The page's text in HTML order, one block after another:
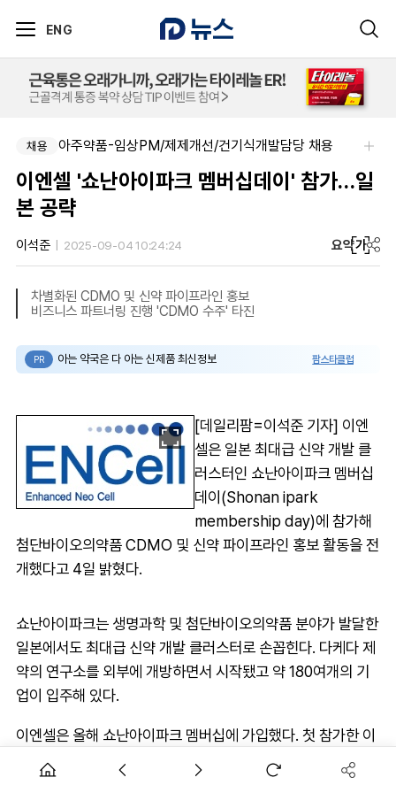
ENG
채용 아주약품-임상PM/제제개선/건기식개발담당 채용
채용 팜리쿠르트-충청지역 의원 영업 팀장 채용
이엔셀 '쇼난아이파크 멤버십데이' 참가…일
본 공략
이석준 2025-09-04 10:24:24 요약가
차별화된 CDMO 및 신약 파이프라인 홍보
비즈니스 파트너링 진행 'CDMO 수주' 타진
PR 아는 약국은 다 아는 신제품 최신정보 팜스타클럽
[데일리팜=이석준 기자] 이엔
셀은 일본 최대급 신약 개발 클
러스터인 쇼난아이파크 멤버십
데이(Shonan ipark
membership day)에 참가해
첨단바이오의약품 CDMO 및 신약 파이프라인 홍보 활동을 전
개했다고 4일 밝혔다.
쇼난아이파크는 생명과학 및 첨단바이오의약품 분야가 발달한
일본에서도 최대급 신약 개발 클러스터로 손꼽힌다. 다케다 제
약의 연구소를 외부에 개방하면서 시작됐고 약 180여개의 기
업이 입주해 있다.
이엔셀은 올해 쇼난아이파크 멤버십에 가입했다. 첫 참가한 이
번 행사에서 구두발표를 통해 회사의 주요 사업 소개와 파이프
라인 임상 현황 등을 설명했다.